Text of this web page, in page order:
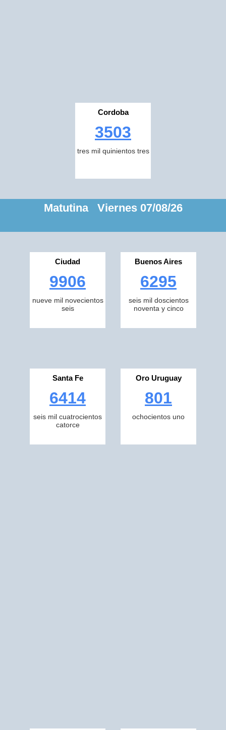
Cordoba
3503
tres mil quinientos tres
Matutina Viernes 07/08/26
Ciudad
9906
nueve mil novecientos
seis
Buenos Aires
6295
seis mil doscientos
noventa y cinco
Santa Fe
6414
seis mil cuatrocientos
catorce
Oro Uruguay
801
ochocientos uno